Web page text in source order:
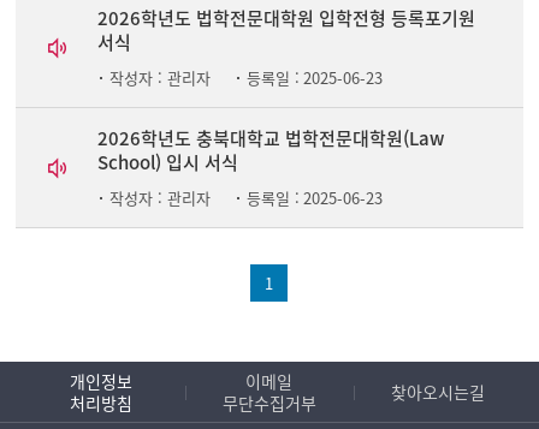
2026학년도 법학전문대학원 입학전형 등록포기원
서식
작성자 : 관리자 등록일 : 2025-06-23
2026학년도 충북대학교 법학전문대학원(Law
School) 입시 서식
작성자 : 관리자 등록일 : 2025-06-23
1
개인정보
처리방침
이메일
무단수집거부
찾아오시는길